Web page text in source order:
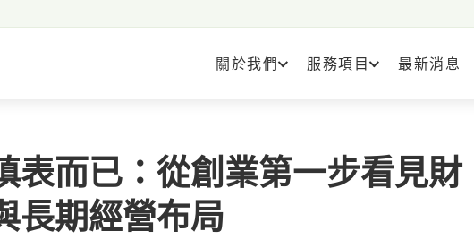
關於我們
服務項目 最新消息
表而已：從創業第一步看見財
長期經營布局